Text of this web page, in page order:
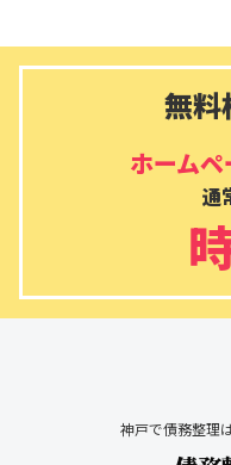
無料
ホーム
通
神戸で債務整理